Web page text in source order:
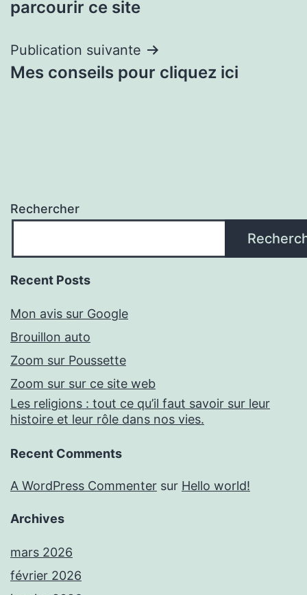
parcourir ce site
Publication suivante
Mes conseils pour cliquez ici
Rechercher
Recent Posts
Mon avis sur Google
Brouillon auto
Zoom sur Poussette
Zoom sur sur ce site web
Les religions : tout ce qu’il faut savoir sur leur
histoire et leur rôle dans nos vies.
Recent Comments
A WordPress Commenter sur Hello world!
Archives
mars 2026
février 2026